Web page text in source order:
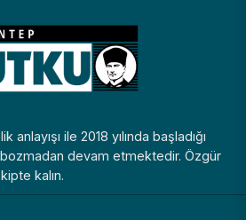
ile 2018 yılında başladığı
bozmadan devam etmektedir. Özgür
kalın.